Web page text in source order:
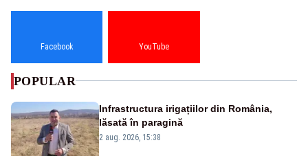
Facebook YouTube
POPULAR
Infrastructura irigațiilor din România,
lăsată în paragină
2 aug. 2026, 15:38